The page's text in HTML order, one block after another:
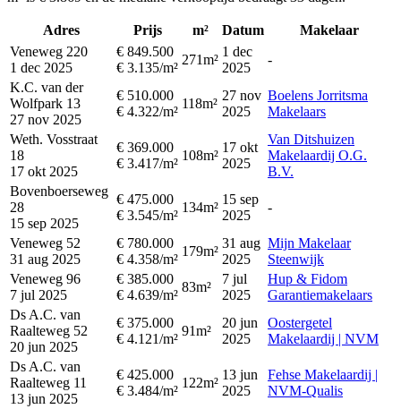
Adres Prijs m² Datum
Makelaar
Veneweg 220
1 dec 2025
€ 849.500
€ 3.135/m²
271m²
1 dec
2025
-
K.C. van der
Wolfpark 13
27 nov 2025
€ 510.000
€ 4.322/m²
118m²
27 nov
2025
Boelens Jorritsma
Makelaars
Weth. Vosstraat
18
17 okt 2025
€ 369.000
€ 3.417/m²
108m²
17 okt
2025
Van Ditshuizen
Makelaardij O.G.
B.V.
Bovenboerseweg
28
15 sep 2025
€ 475.000
€ 3.545/m²
134m²
15 sep
2025
-
Veneweg 52
31 aug 2025
€ 780.000
€ 4.358/m²
179m²
31 aug
2025
Mijn Makelaar
Steenwijk
Veneweg 96
7 jul 2025
€ 385.000
€ 4.639/m²
83m²
7 jul
2025
Hup & Fidom
Garantiemakelaars
Ds A.C. van
Raalteweg 52
20 jun 2025
€ 375.000
€ 4.121/m²
91m²
20 jun
2025
Oostergetel
Makelaardij | NVM
Ds A.C. van
Raalteweg 11
13 jun 2025
€ 425.000
€ 3.484/m²
122m²
13 jun
2025
Fehse Makelaardij |
NVM-Qualis